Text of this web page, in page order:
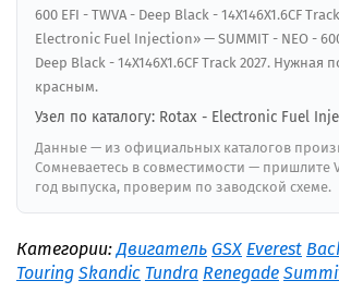
600 EFI - TWVA - Deep Black - 14X146X1.6CF
Electronic Fuel Injection» — SUMMIT - NEO -
Deep Black - 14X146X1.6CF Track 2027. Нужная
красным.
Узел по каталогу: Rotax - Electronic Fuel
Данные — из официальных каталогов
Сомневаетесь в совместимости — пришлите
год выпуска, проверим по заводской схеме.
Категории:Двигатель GSX Everest
Touring Skandic Tundra Renegade